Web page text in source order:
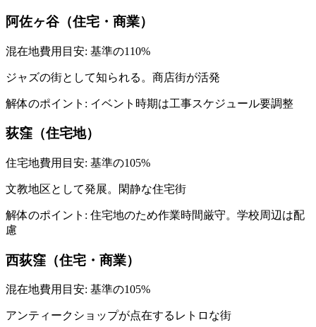
阿佐ヶ谷（住宅・商業）
混在地費用目安: 基準の110%
ジャズの街として知られる。商店街が活発
解体のポイント: イベント時期は工事スケジュール要調整
荻窪（住宅地）
住宅地費用目安: 基準の105%
文教地区として発展。閑静な住宅街
解体のポイント: 住宅地のため作業時間厳守。学校周辺は配
慮
西荻窪（住宅・商業）
混在地費用目安: 基準の105%
アンティークショップが点在するレトロな街